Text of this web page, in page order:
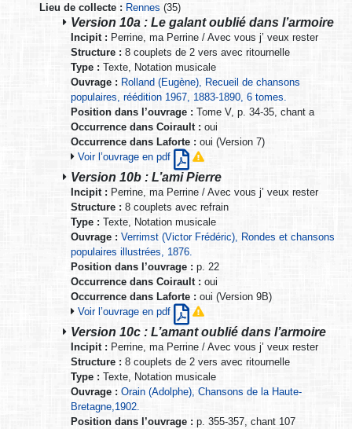
Lieu de collecte : Rennes (35)
Version 10a : Le galant oublié dans l’armoire
Incipit : Perrine, ma Perrine / Avec vous j’ veux rester
Structure : 8 couplets de 2 vers avec ritournelle
Type : Texte, Notation musicale
Ouvrage : Rolland (Eugène), Recueil de chansons
populaires, réédition 1967, 1883-1890, 6 tomes.
Position dans l’ouvrage : Tome V, p. 34-35, chant a
Occurrence dans Coirault : oui
Occurrence dans Laforte : oui (Version 7)
Voir l’ouvrage en pdf
Version 10b : L’ami Pierre
Incipit : Perrine, ma Perrine / Avec vous j’ veux rester
Structure : 8 couplets avec refrain
Type : Texte, Notation musicale
Ouvrage : Verrimst (Victor Frédéric), Rondes et chansons
populaires illustrées, 1876.
Position dans l’ouvrage : p. 22
Occurrence dans Coirault : oui
Occurrence dans Laforte : oui (Version 9B)
Voir l’ouvrage en pdf
Version 10c : L’amant oublié dans l’armoire
Incipit : Perrine, ma Perrine / Avec vous j’ veux rester
Structure : 8 couplets de 2 vers avec ritournelle
Type : Texte, Notation musicale
Ouvrage : Orain (Adolphe), Chansons de la Haute-
Bretagne,1902.
Position dans l’ouvrage : p. 355-357, chant 107